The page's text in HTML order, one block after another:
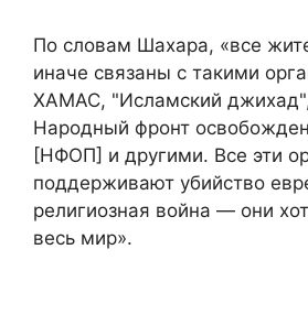
По словам Шахара, «все
иначе связаны с такими
ХАМАС, "Исламский
Народный фронт
[НФОП] и другими. Все эти
поддерживают убийство
религиозная война — они
весь мир».